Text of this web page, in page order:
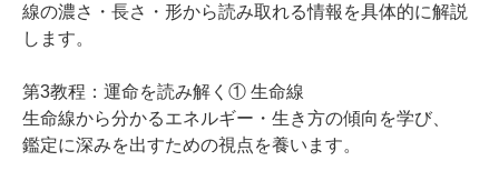
線の濃さ・長さ・形から読み取れる情報を具体的に解説
します。
第3教程：運命を読み解く① 生命線
生命線から分かるエネルギー・生き方の傾向を学び、
鑑定に深みを出すための視点を養います。